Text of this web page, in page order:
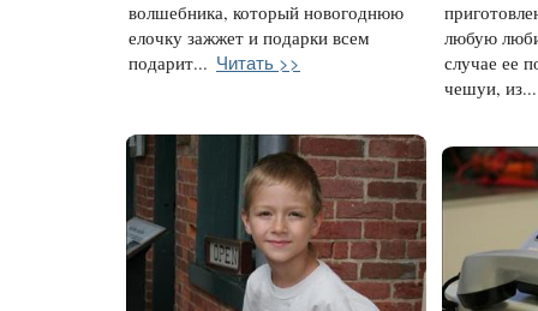
волшебника, который новогоднюю
елочку зажжет и подарки всем
подарит... Читать >>
любую
случае ее
чешуи, из...